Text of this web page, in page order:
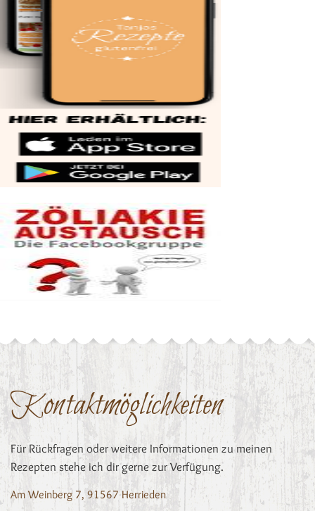
Kontaktmöglichkeiten
Für Rückfragen oder weitere Informationen zu meinen
Rezepten stehe ich dir gerne zur Verfügung.
Am Weinberg 7, 91567 Herrieden